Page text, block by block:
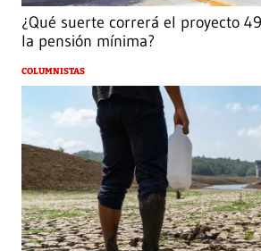
¿Qué suerte correrá el proyecto
la pensión mínima?
COLUMNISTAS